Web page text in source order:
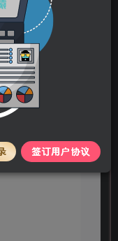
关注
0
签订用户协议